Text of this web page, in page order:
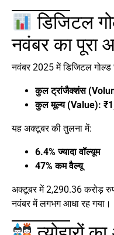
डिजिटल
नवंबर का पूरा
नवंबर 2025 में डिजिटल
कुल ट्रांजैक्शंस
कुल मूल्य (Value):
यह अक्टूबर की तुलना में:
6.4% ज्यादा वॉल्यूम
47% कम वैल्यू
अक्टूबर में 2,290.36 करोड़
नवंबर में लगभग आधा रह गया।